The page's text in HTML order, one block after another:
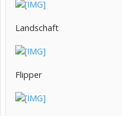
Landschaft
Flipper